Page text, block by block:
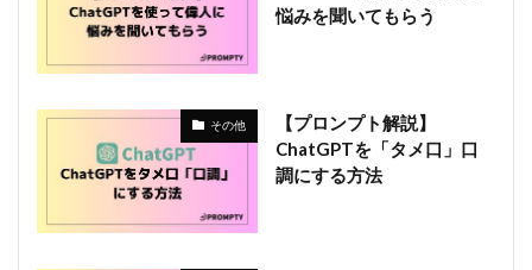
悩みを聞いてもらう
その他
【プロンプト解説】
ChatGPTを「タメ口」口
調にする方法